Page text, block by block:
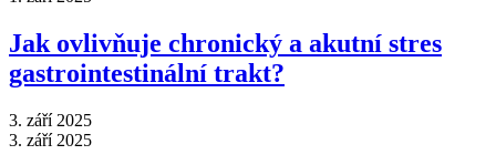
Jak ovlivňuje chronický a akutní stres
gastrointestinální trakt?
3. září 2025
3. září 2025